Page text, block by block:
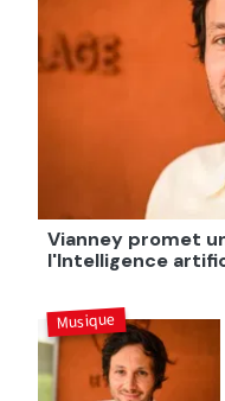
Vianney promet
l'Intelligence
Musique